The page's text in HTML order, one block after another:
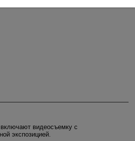
видеосъемку с
экспозицией.